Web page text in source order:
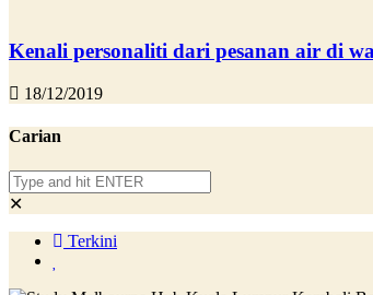
Kenali personaliti dari pesanan air di
18/12/2019
Carian
✕
Terkini